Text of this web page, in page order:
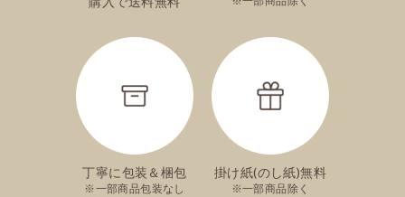
丁寧に包装＆梱包
一部商品包装なし
掛け紙(のし紙)無料
一部商品除く